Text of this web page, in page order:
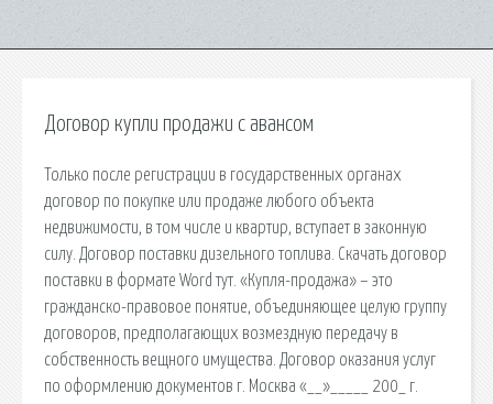
Договор купли продажи с авансом
Только после регистрации в государственных органах
договор по покупке или продаже любого объекта
недвижимости, в том числе и квартир, вступает в законную
силу. Договор поставки дизельного топлива. Скачать договор
поставки в формате Word тут. «Купля-продажа» – это
гражданско-правовое понятие, объединяющее целую группу
договоров, предполагающих возмездную передачу в
собственность вещного имущества. Договор оказания услуг
по оформлению документов г. Москва «__»_____ 200_ г.